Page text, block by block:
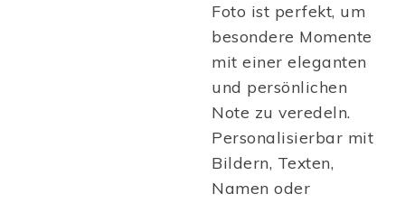
Foto ist perfekt, um
besondere Momente
mit einer eleganten
und persönlichen
Note zu veredeln.
Personalisierbar mit
Bildern, Texten,
Namen oder